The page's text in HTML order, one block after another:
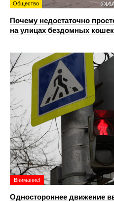
Общество
Почему недостаточно
на улицах бездомных кошек
Внимание!
Одностороннее движение